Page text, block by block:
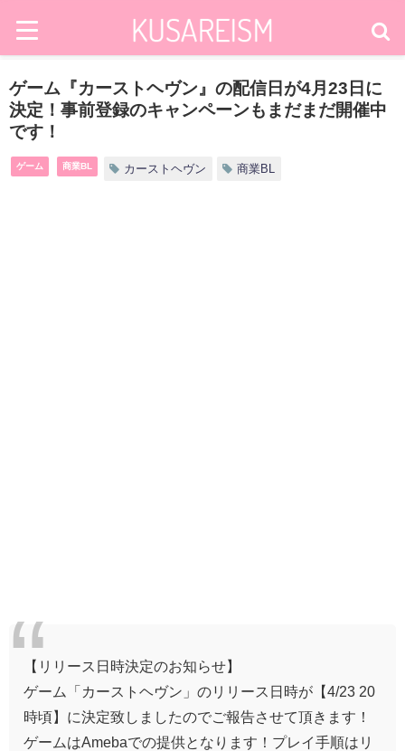
ゲーム『カーストヘヴン』の配信日が4月23日に
決定！事前登録のキャンペーンもまだまだ開催中
です！
ゲーム 商業BL カーストヘヴン 商業BL
【リリース日時決定のお知らせ】
ゲーム「カーストヘヴン」のリリース日時が【4/23 20
時頃】に決定致しましたのでご報告させて頂きます！
ゲームはAmebaでの提供となります！プレイ手順はリ